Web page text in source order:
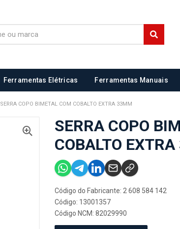
Ferramentas Elétricas Ferramentas Manuais
SERRA COPO BIMETAL COM COBALTO EXTRA 33MM
SERRA COPO
COBALTO
Código do Fabricante: 2 608 584 142
Código: 13001357
Código NCM: 82029990